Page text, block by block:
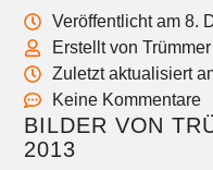
Veröffentlicht am 8.
Erstellt von
Zuletzt aktualisiert
Keine Kommentare
BILDER VON
2013